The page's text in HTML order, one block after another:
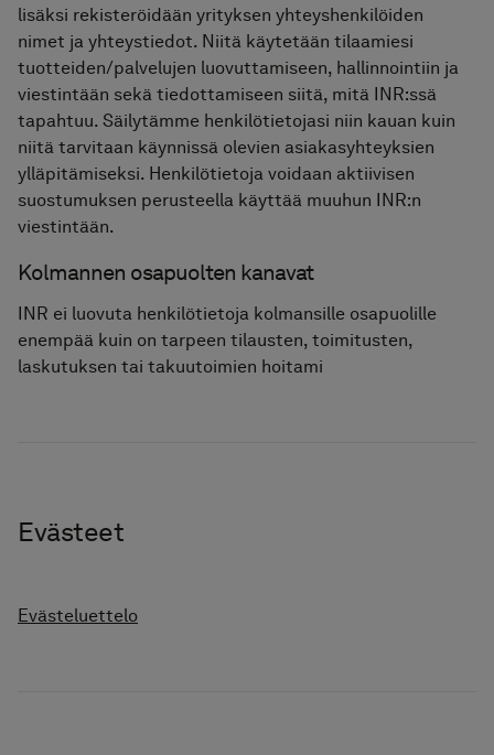
lisäksi rekisteröidään yrityksen yhteyshenkilöiden
nimet ja yhteystiedot. Niitä käytetään tilaamiesi
tuotteiden/palvelujen luovuttamiseen, hallinnointiin ja
viestintään sekä tiedottamiseen siitä, mitä INR:ssä
tapahtuu. Säilytämme henkilötietojasi niin kauan kuin
niitä tarvitaan käynnissä olevien asiakasyhteyksien
ylläpitämiseksi. Henkilötietoja voidaan aktiivisen
suostumuksen perusteella käyttää muuhun INR:n
viestintään.
Kolmannen osapuolten kanavat
INR ei luovuta henkilötietoja kolmansille osapuolille
enempää kuin on tarpeen tilausten, toimitusten,
laskutuksen tai takuutoimien hoitami
Evästeet
Evästeluettelo